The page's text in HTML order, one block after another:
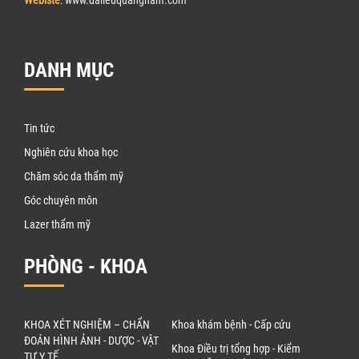
DANH MỤC
Tin tức
Nghiên cứu khoa học
Chăm sóc da thẩm mỹ
Góc chuyên môn
Lazer thẩm mỹ
PHÒNG - KHOA
KHOA XÉT NGHIỆM – CHẨN
ĐOÁN HÌNH ẢNH - DƯỢC - VẬT
TƯ Y TẾ
Khoa khám bệnh - Cấp cứu
Khoa Điều trị tổng hợp - Kiểm